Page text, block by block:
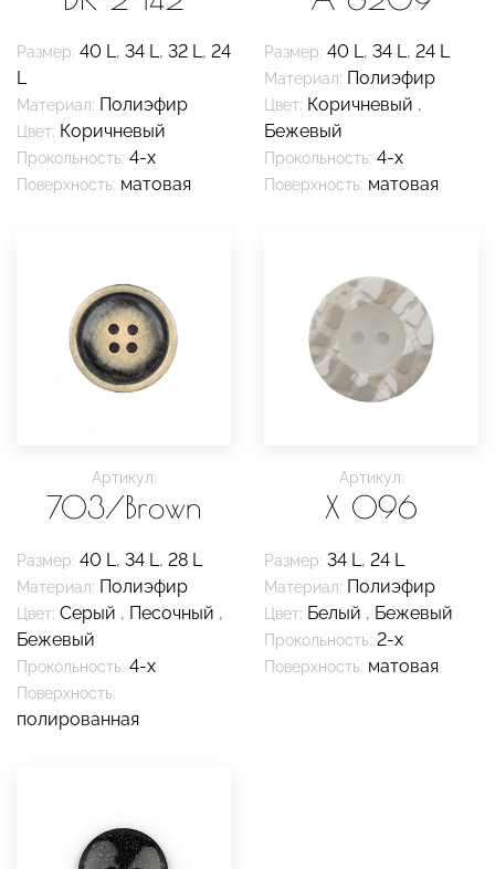
Размер: 40 L, 34 L, 32 L, 24
L
Материал: Полиэфир
Цвет: Коричневый
Прокольность: 4-х
Поверхность: матовая
Размер: 40 L, 34 L, 24 L
Материал: Полиэфир
Цвет: Коричневый ,
Бежевый
Прокольность: 4-х
Поверхность: матовая
Артикул:
703/Brown
Размер: 40 L, 34 L, 28 L
Материал: Полиэфир
Цвет: Серый , Песочный ,
Бежевый
Прокольность: 4-х
Поверхность:
полированная
Артикул:
X 096
Размер: 34 L, 24 L
Материал: Полиэфир
Цвет: Белый , Бежевый
Прокольность: 2-х
Поверхность: матовая